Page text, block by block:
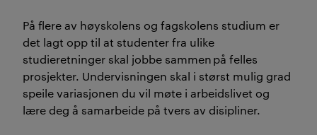
På flere av høyskolens og fagskolens studium er
det lagt opp til at studenter fra ulike
studieretninger skal jobbe sammen på felles
prosjekter. Undervisningen skal i størst mulig grad
speile variasjonen du vil møte i arbeidslivet og
lære deg å samarbeide på tvers av disipliner.